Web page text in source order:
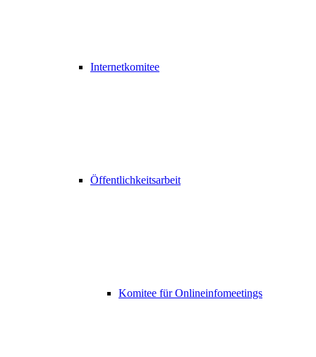
Internetkomitee
Öffentlichkeitsarbeit
Komitee für Onlineinfomeetings